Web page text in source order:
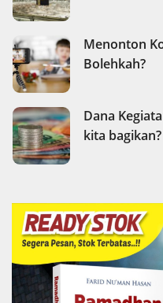
Menonton
Bolehkah?
Dana
kita bagikan?